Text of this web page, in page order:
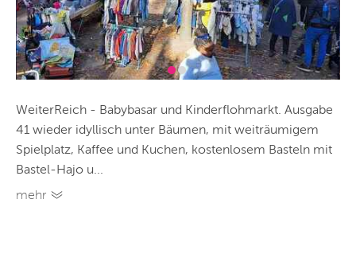
WeiterReich - Babybasar und Kinderflohmarkt. Ausgabe
41 wieder idyllisch unter Bäumen, mit weiträumigem
Spielplatz, Kaffee und Kuchen, kostenlosem Basteln mit
Bastel-Hajo u...
mehr